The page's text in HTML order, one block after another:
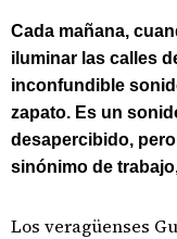
Cada mañana,
iluminar las calles
inconfundible
zapato. Es un
desapercibido,
sinónimo de
Los veragüenses